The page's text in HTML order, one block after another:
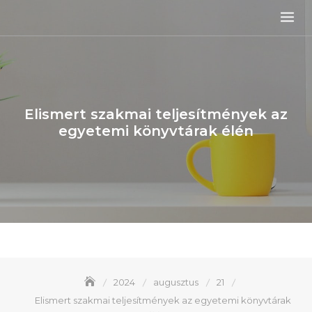
Elismert szakmai teljesítmények az
egyetemi könyvtárak élén
2024 augusztus
21
Elismert szakmai teljesítmények az egyetemi könyvtárak